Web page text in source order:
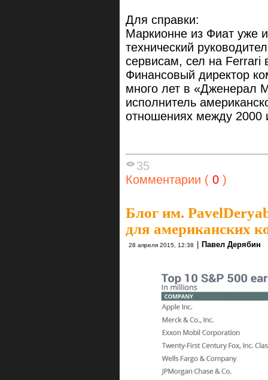
Для справки:
Маркионне из Фиат уже
технический
сервисам, сел на Ferrari
Финансовый директор
много лет в «Дженерал
исполнитель
отношениях между 2000
35
Комментарии ( 0 )
Блог им.
для американских
28 апреля 2015, 12:38 | Павел Дерябин